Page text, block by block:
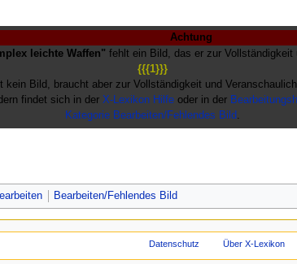
Achtung
leichte Waffen" fehlt ein Bild, das er zur Vollständigkeit
{{{1}}}
kein Bild, braucht aber zur Vollständigkeit und
findet sich in der X-Lexikon Hilfeoder in der
Kategorie Bearbeiten/Fehlendes Bild
Bearbeiten/Fehlendes Bild
Datenschutz Über X-Lexikon